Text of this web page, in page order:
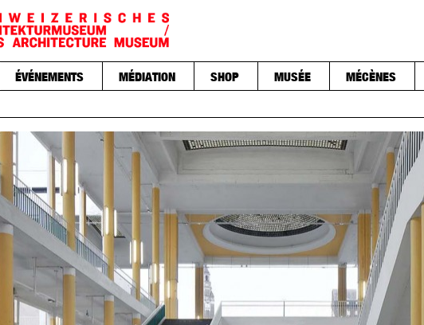
ÉVÉNEMENTS MÉDIATION SHOP MUSÉE MÉCÈNES